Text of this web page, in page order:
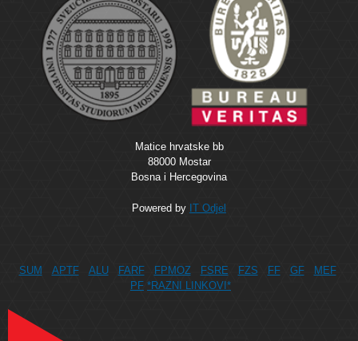
Matice hrvatske bb
88000 Mostar
Bosna i Hercegovina
Powered by IT Odjel
SUM APTF ALU FARF FPMOZ FSRE FZS FF GF
MEF
PF *RAZNI LINKOVI*